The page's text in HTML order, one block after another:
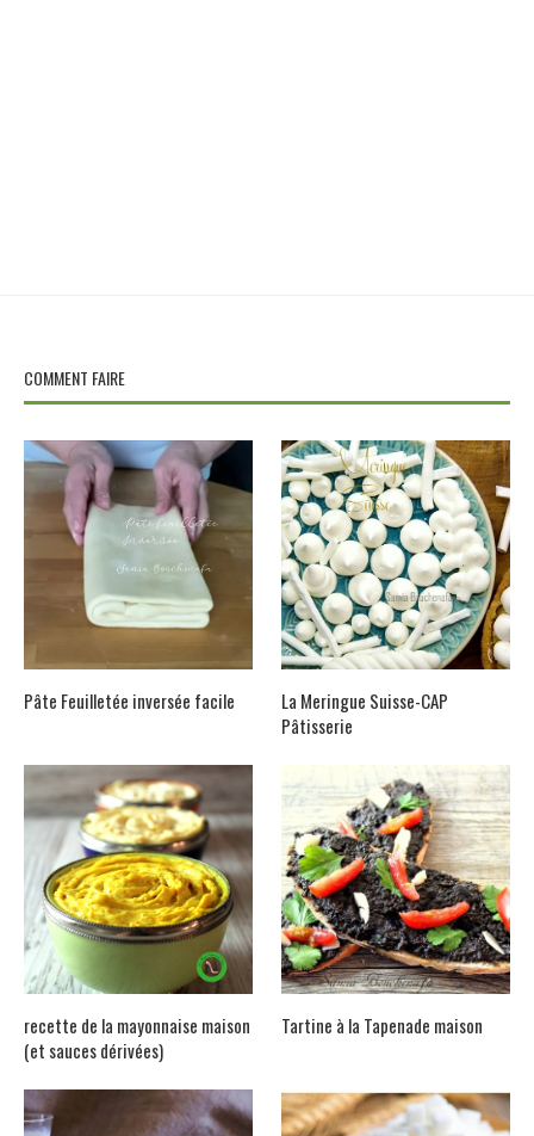
COMMENT FAIRE
Pâte Feuilletée inversée facile
La Meringue Suisse-CAP
Pâtisserie
recette de la mayonnaise maison
(et sauces dérivées)
Tartine à la Tapenade maison